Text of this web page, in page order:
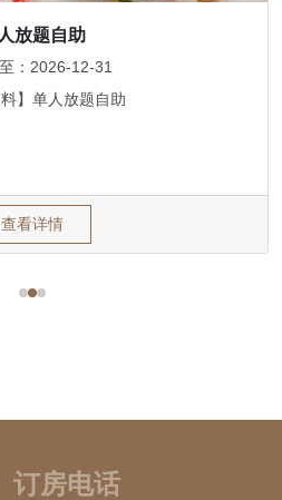
下午茶套餐
期至：2026-12-31
】·西点·水果·红茶或菊花茶
查看详情
订房电话